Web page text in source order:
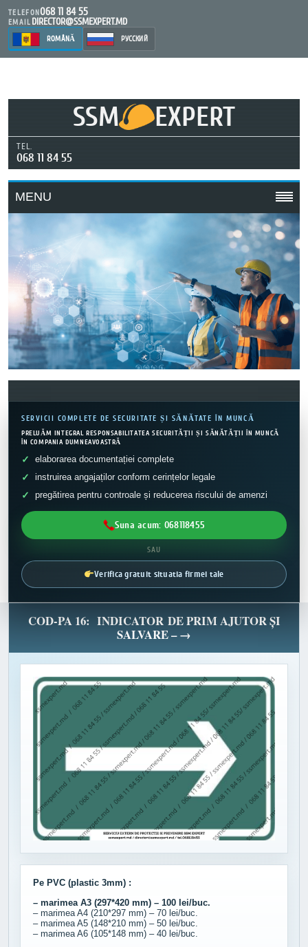
TELEFON068 11 84 55
EMAIL DIRECTOR@SSMEXPERT.MD
ROMÂNĂ РУССКИЙ
SSM EXPERT
TEL.
068 11 84 55
MENU
SERVICII COMPLETE DE SECURITATE ȘI SĂNĂTATE ÎN MUNCĂ
PRELUĂM INTEGRAL RESPONSABILITATEA SECURITĂȚII ȘI SĂNĂTĂȚII ÎN MUNCĂ
ÎN COMPANIA DUMNEAVOASTRĂ
elaborarea documentației complete
instruirea angajaților conform cerințelor legale
pregătirea pentru controale și reducerea riscului de amenzi
Suna acum: 068118455
SAU
Verifica gratuit situatia firmei tale
COD-PA 16: INDICATOR DE PRIM AJUTOR ȘI
SALVARE – →
Pe PVC (plastic 3mm) :
– marimea A3 (297*420 mm) – 100 lei/buc.
– marimea A4 (210*297 mm) – 70 lei/buc.
– marimea A5 (148*210 mm) – 50 lei/buc.
– marimea A6 (105*148 mm) – 40 lei/buc.